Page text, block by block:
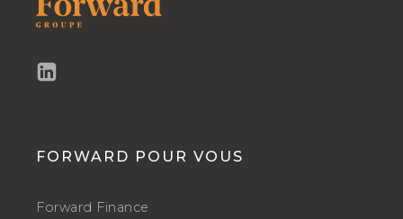
FORWARD POUR VOUS
Forward Finance